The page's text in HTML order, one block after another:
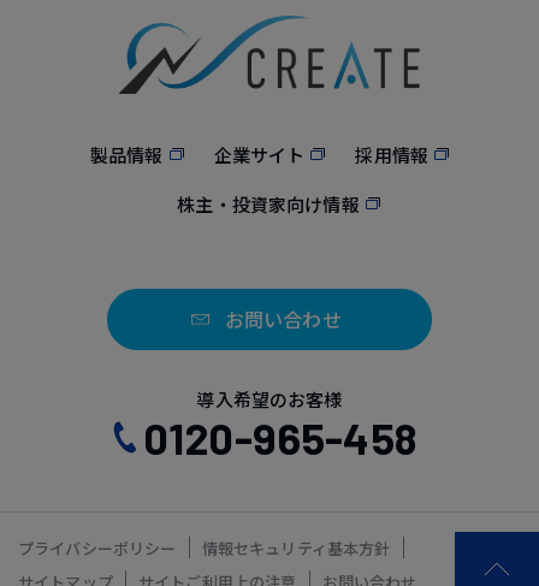
製品情報 企業サイト
採用情報
株主・投資家向け情報
お問い合わせ
導入希望のお客様
0120-965-458
プライバシーポリシー
情報セキュリティ基本方針